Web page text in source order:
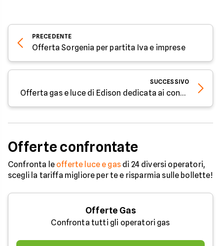
PRECEDENTE
Offerta Sorgenia per partita Iva e imprese
SUCCESSIVO
Offerta gas e luce di Edison dedicata ai condomini
Offerte confrontate
Confronta le offerte luce e gasdi 24 diversi operatori,
scegli la tariffa migliore per te e risparmia sulle bollette!
Offerte Gas
Confronta tutti gli operatori gas